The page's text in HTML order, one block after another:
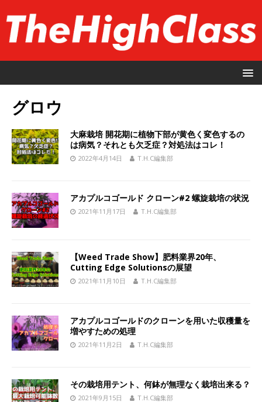
グロウ
大麻栽培 開花期に植物下部が黄色く変色するの
は病気？それとも欠乏症？対処法はコレ！
2022年4月14日 T.H.C編集部
アカプルコゴールド クローン#2 螺旋栽培の状況
2021年11月17日 T.H.C編集部
【Weed Trade Show】肥料業界20年、
Cutting Edge Solutionsの展望
2021年11月10日 T.H.C編集部
アカプルコゴールドのクローンを用いた収穫量を
増やすための処理
2021年11月2日 T.H.C編集部
その栽培用テント、何鉢が無理なく栽培出来る？
2021年9月15日 T.H.C編集部